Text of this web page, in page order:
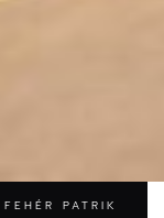
FEHÉR PATRIK